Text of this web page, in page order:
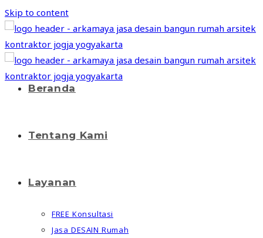
Skip to content
Beranda
Tentang Kami
Layanan
FREE Konsultasi
Jasa DESAIN Rumah